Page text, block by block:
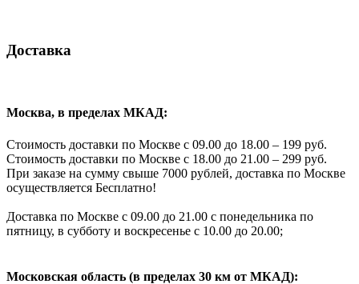
Доставка
Москва, в пределах МКАД:
Стоимость доставки по Москве с 09.00 до 18.00 – 199 руб.
Стоимость доставки по Москве с 18.00 до 21.00 – 299 руб.
При заказе на сумму свыше 7000 рублей, доставка по Москве
осуществляется Бесплатно!
Доставка по Москве с 09.00 до 21.00 с понедельника по
пятницу, в субботу и воскресенье с 10.00 до 20.00;
Московская область (в пределах 30 км от МКАД):